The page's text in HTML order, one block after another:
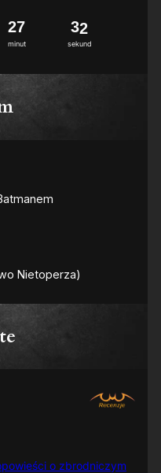
minut
27
sekund
31
o zbrodniczym